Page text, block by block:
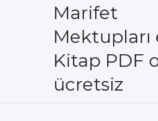
Marifet
Mektupları
Kitap PDF
ücretsiz